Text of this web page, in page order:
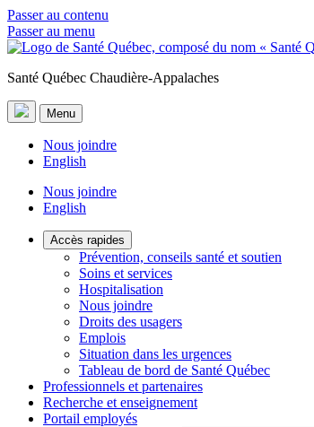
Passer au contenu
Passer au menu
Santé Québec Chaudière-Appalaches
Menu
Nous joindre
English
Nous joindre
English
Accès rapides
Prévention, conseils santé et soutien
Soins et services
Hospitalisation
Nous joindre
Droits des usagers
Emplois
Situation dans les urgences
Tableau de bord de Santé Québec
Professionnels et partenaires
Recherche et enseignement
Portail employés